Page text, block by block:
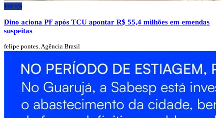
Justiça
Dino aciona PF após TCU apontar R$ 55,4 milhões em emendas
suspeitas
felipe pontes, Agência Brasil